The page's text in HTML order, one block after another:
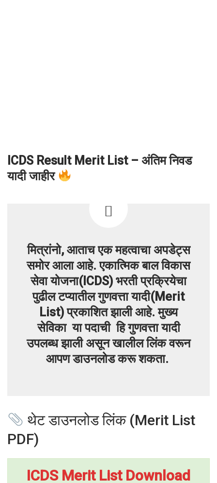
ICDS Result Merit List – अंतिम निवड
यादी जाहीर
मित्रांनो, आताच एक महत्वाचा अपडेट्स
समोर आला आहे. एकात्मिक बाल विकास
सेवा योजना(ICDS) भरती प्रक्रियेचा
पुढील टप्यातील गुणवत्ता यादी(Merit
List) प्रकाशित झाली आहे. मुख्य
सेविका या पदाची हि गुणवत्ता यादी
उपलब्ध झाली असून खालील लिंक वरून
आपण डाउनलोड करू शकता.
थेट डाउनलोड लिंक (Merit List
PDF)
ICDS Merit List Download